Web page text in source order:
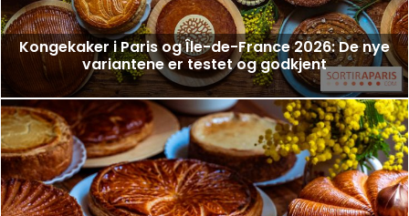
Kongekaker i Paris og Île-de-France 2026: De nye
variantene er testet og godkjent